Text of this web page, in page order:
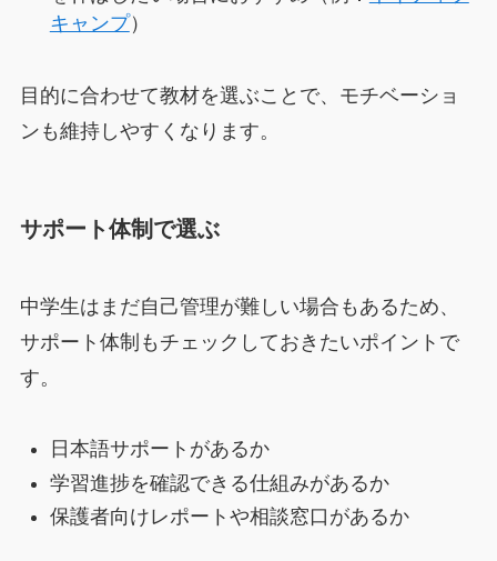
キャンプ）
目的に合わせて教材を選ぶことで、モチベーショ
ンも維持しやすくなります。
サポート体制で選ぶ
中学生はまだ自己管理が難しい場合もあるため、
サポート体制もチェックしておきたいポイントで
す。
日本語サポートがあるか
学習進捗を確認できる仕組みがあるか
保護者向けレポートや相談窓口があるか